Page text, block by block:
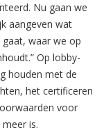
Nu gaan we
aangeven wat
waar we op
Op lobby-
houden met de
het certificeren
voor
is.